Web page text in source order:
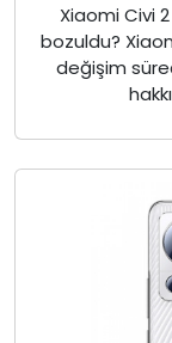
Xiaomi Civi
bozuldu?
değişim